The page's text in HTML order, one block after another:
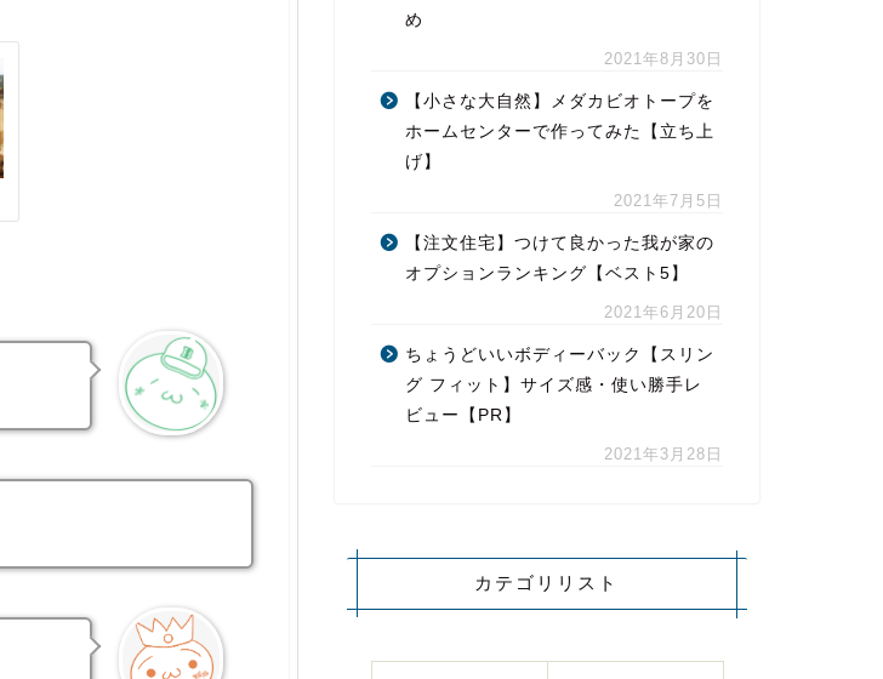
め
2021年8月30日
【小さな大自然】メダカビオトープを
ホームセンターで作ってみた【立ち上
げ】
2021年7月5日
【注文住宅】つけて良かった我が家の
オプションランキング【ベスト5】
2021年6月20日
ちょうどいいボディーバック【スリン
グ フィット】サイズ感・使い勝手レ
ビュー【PR】
2021年3月28日
カテゴリリスト